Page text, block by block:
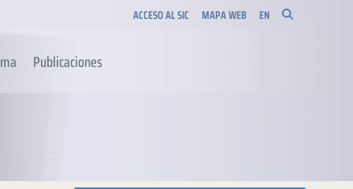
ACCESO AL SIC MAPA WEB EN
Publicaciones